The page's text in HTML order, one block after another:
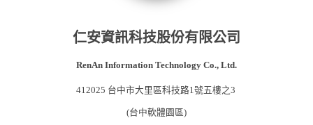
仁安資訊科技股份有限公司
RenAn Information Technology Co., Ltd.
412025 台中市大里區科技路1號五樓之3
(台中軟體園區)